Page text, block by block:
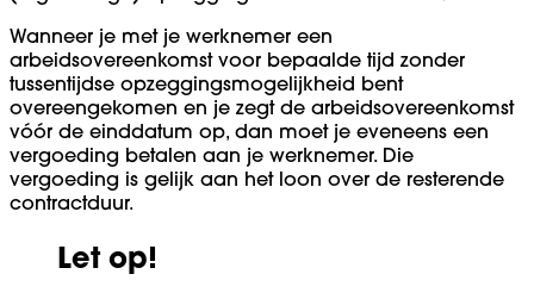
Wanneer je met je werknemer een
arbeidsovereenkomst voor bepaalde tijd zonder
tussentijdse opzeggingsmogelijkheid bent
overeengekomen en je zegt de arbeidsovereenkomst
vóór de einddatum op, dan moet je eveneens een
vergoeding betalen aan je werknemer. Die
vergoeding is gelijk aan het loon over de resterende
contractduur.
Let op!